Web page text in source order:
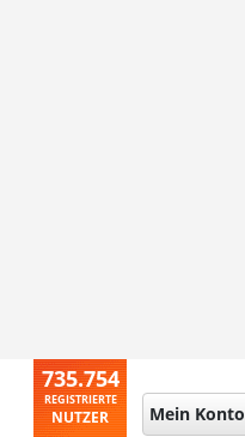
735.754
REGISTRIERTE
NUTZER Mein Konto